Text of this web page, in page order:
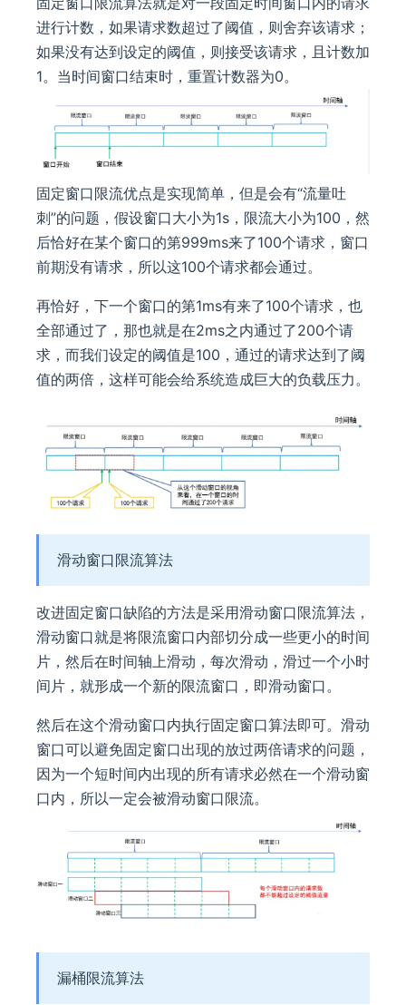
进行计数，如果请求数超过了阈值，则舍弃该请求；
如果没有达到设定的阈值，则接受该请求，且计数加
1。当时间窗口结束时，重置计数器为0。
固定窗口限流优点是实现简单，但是会有“流量吐
刺”的问题，假设窗口大小为1s，限流大小为100，然
后恰好在某个窗口的第999ms来了100个请求，窗口
前期没有请求，所以这100个请求都会通过。
再恰好，下一个窗口的第1ms有来了100个请求，也
全部通过了，那也就是在2ms之内通过了200个请
求，而我们设定的阈值是100，通过的请求达到了阈
值的两倍，这样可能会给系统造成巨大的负载压力。
滑动窗口限流算法
改进固定窗口缺陷的方法是采用滑动窗口限流算法，
滑动窗口就是将限流窗口内部切分成一些更小的时间
片，然后在时间轴上滑动，每次滑动，滑过一个小时
间片，就形成一个新的限流窗口，即滑动窗口。
然后在这个滑动窗口内执行固定窗口算法即可。滑动
窗口可以避免固定窗口出现的放过两倍请求的问题，
因为一个短时间内出现的所有请求必然在一个滑动窗
口内，所以一定会被滑动窗口限流。
漏桶限流算法